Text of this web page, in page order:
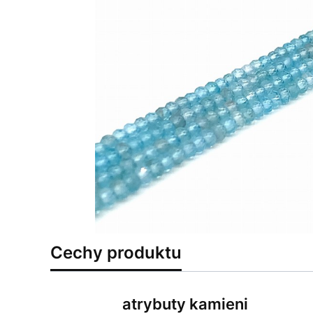
Cechy produktu
atrybuty kamieni